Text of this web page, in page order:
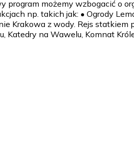
możemy wzbogacić o
np. takich jak: • Ogrody
Krakowa z wody. Rejs
Katedry na Wawelu, Komnat